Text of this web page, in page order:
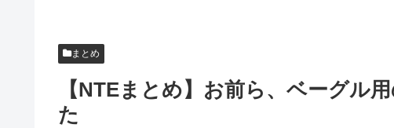
まとめ
【NTEまとめ】お前ら、ベーグル
た